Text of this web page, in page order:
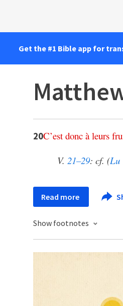
Get the #1 Bible app for
20C’est donc à leurs
V. 21–29: cf. (Lu
Read more
Show footnotes